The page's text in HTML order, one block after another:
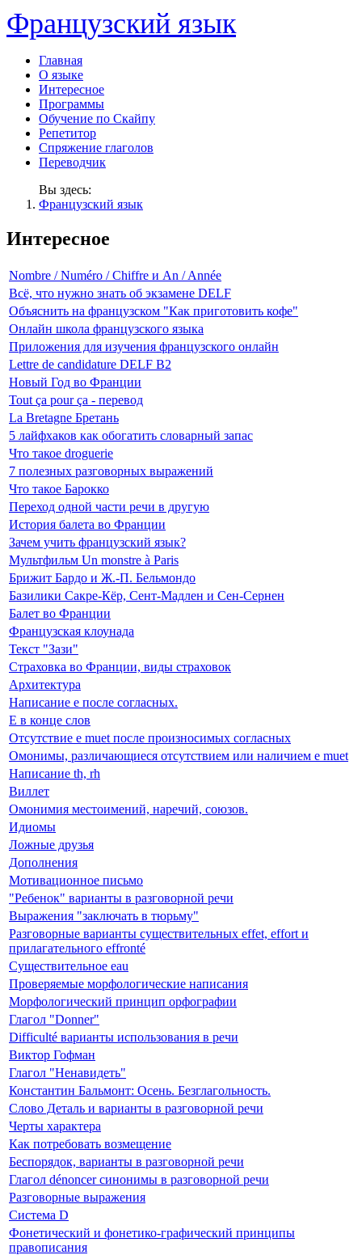
Французский язык
Главная
О языке
Интересное
Программы
Обучение по Скайпу
Репетитор
Спряжение глаголов
Переводчик
Вы здесь:
Французский язык
Интересное
Nombre / Numéro / Chiffre и An / Année
Всё, что нужно знать об экзамене DELF
Объяснить на французском "Как приготовить кофе"
Онлайн школа французского языка
Приложения для изучения французского онлайн
Lettre de candidature DELF B2
Новый Год во Франции
Tout ça pour ça - перевод
La Bretagne Бретань
5 лайфхаков как обогатить словарный запас
Что такое droguerie
7 полезных разговорных выражений
Что такое Барокко
Переход одной части речи в другую
История балета во Франции
Зачем учить французский язык?
Мультфильм Un monstre à Paris
Брижит Бардо и Ж.-П. Бельмондо
Базилики Сакре-Кёр, Сент-Мадлен и Сен-Сернен
Балет во Франции
Французская клоунада
Текст "Зази"
Страховка во Франции, виды страховок
Архитектура
Написание е после согласных.
Е в конце слов
Отсутствие е muet после произносимых согласных
Омонимы, различающиеся отсутствием или наличием е muet
Написание th, rh
Виллет
Омонимия местоимений, наречий, союзов.
Идиомы
Ложные друзья
Дополнения
Мотивационное письмо
"Ребенок" варианты в разговорной речи
Выражения "заключать в тюрьму"
Разговорные варианты существительных effet, effort и
прилагательного effronté
Существительное eau
Проверяемые морфологические написания
Морфологический принцип орфографии
Глагол "Donner"
Difficulté варианты использования в речи
Виктор Гофман
Глагол "Ненавидеть"
Константин Бальмонт: Осень. Безглагольность.
Слово Деталь и варианты в разговорной речи
Черты характера
Как потребовать возмещение
Беспорядок, варианты в разговорной речи
Глагол dénoncer синонимы в разговорной речи
Разговорные выражения
Система D
Фонетический и фонетико-графический принципы
правописания